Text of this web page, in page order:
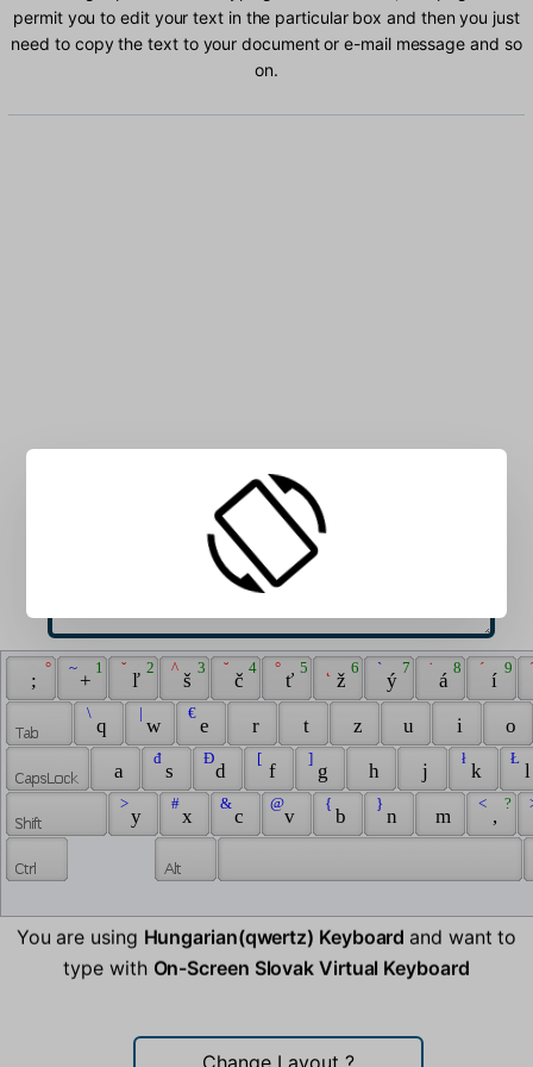
permit you to edit your text in the particular box and then you just
need to copy the text to your document or e-mail message and so
on.
Type Slovak characters into the box:
;
°
+
1
~
ľ
2
ˇ
š
3
^
č
4
˘
ť
5
°
ž
6
ý
7
`
á
8
˙
í
9
´
q
\
w
|
e
€
r t z u i
o
a
s
đ
d
Đ
f
[
g
]
h j k
ł Ł
y
>
x
#
c
&
v
@
b
{
n
}
m ,
?
<
You are using Hungarian(qwertz) Keyboard and want to
type with On-Screen Slovak Virtual Keyboard
Change Layout ?